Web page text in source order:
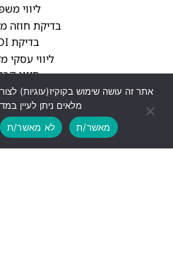
ליווי
בדיקת חוזה
בדיקת BDI
ליווי עסקי
סיווג
עדכוני
פרופיל
יצירת
אתר זה עושה שימוש בקוקיז(עוגיות)
מלאים ניתן לעיין
מאשר/ת
לא מאשר/ת